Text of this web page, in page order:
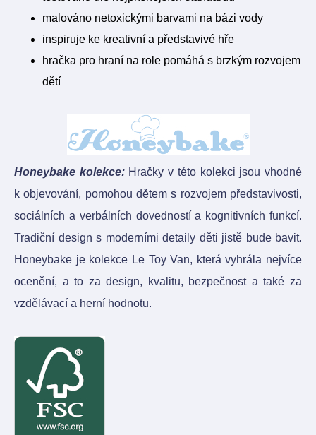
malováno netoxickými barvami na bázi vody
inspiruje ke kreativní a představivé hře
hračka pro hraní na role pomáhá s brzkým rozvojem
dětí
Honeybake kolekce:Hračky v této kolekci jsou vhodné
k objevování, pomohou dětem s rozvojem představivosti,
sociálních a verbálních dovedností a kognitivních funkcí.
Tradiční design s moderními detaily děti jistě bude bavit.
Honeybake je kolekce Le Toy Van, která vyhrála nejvíce
ocenění, a to za design, kvalitu, bezpečnost a také za
vzdělávací a herní hodnotu.